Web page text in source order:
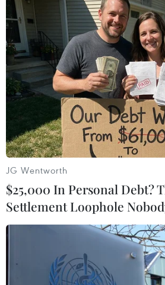
Ông Donald Trump để
tranh cử vào năm 2024
Cựu Tổng thống Mỹ Donald Trump
dài 90 phút trong lần trở lại thủ đô
ý ông có thể tái tranh cử tổng
JG Wentworth
$25,000 In Personal Debt?
Settlement Loophole